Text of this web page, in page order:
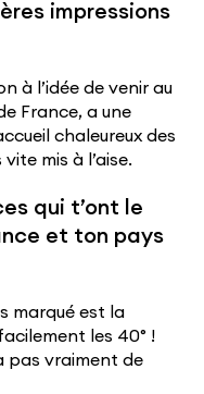
impressions
à l’idée de venir au
France, a une
chaleureux des
mis à l’aise.
qui t’ont le
et ton pays
marqué est la
les 40° !
pas vraiment de